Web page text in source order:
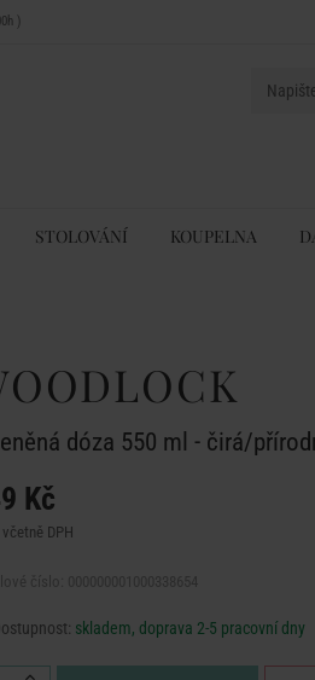
)
STOLOVÁNÍ KOUPELNA
dóza 550 ml - čirá/
Kč
DPH
skladem, doprava 2-5 pracovní dny